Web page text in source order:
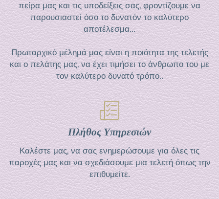
πείρα μας και τις υποδείξεις σας, φροντίζουμε να
παρουσιαστεί όσο το δυνατόν το καλύτερο
αποτέλεσμα...
Πρωταρχικό μέλημά μας είναι η ποιότητα της τελετής
και ο πελάτης μας, να έχει τιμήσει το άνθρωπο του με
τον καλύτερο δυνατό τρόπο..
Πλήθος Υπηρεσιών
Καλέστε μας, να σας ενημερώσουμε για όλες τις
παροχές μας και να σχεδιάσουμε μια τελετή όπως την
επιθυμείτε.